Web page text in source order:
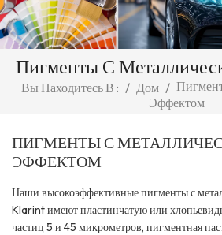
Пигменты С
Вы Находитесь В : / Дом /
Эффектом
ПИГМЕНТЫ С
ЭФФЕКТОМ
Наши высокоэффективные пигменты с
Klarint имеют пластинчатую или
частиц 5 и 45 микрометров, пигментная